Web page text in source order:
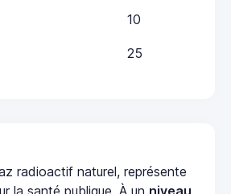
10
25
radioactif naturel, représente
la santé publique. À un niveau